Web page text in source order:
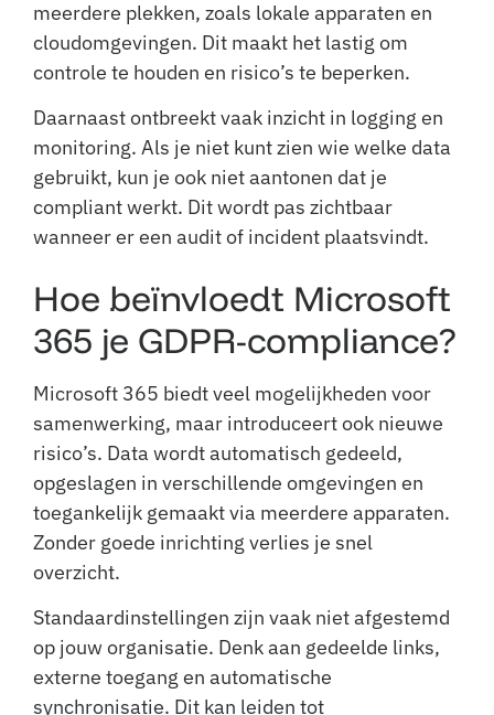
meerdere plekken, zoals lokale apparaten en
cloudomgevingen. Dit maakt het lastig om
controle te houden en risico’s te beperken.
Daarnaast ontbreekt vaak inzicht in logging en
monitoring. Als je niet kunt zien wie welke data
gebruikt, kun je ook niet aantonen dat je
compliant werkt. Dit wordt pas zichtbaar
wanneer er een audit of incident plaatsvindt.
Hoe beïnvloedt Microsoft
365 je GDPR-compliance?
Microsoft 365 biedt veel mogelijkheden voor
samenwerking, maar introduceert ook nieuwe
risico’s. Data wordt automatisch gedeeld,
opgeslagen in verschillende omgevingen en
toegankelijk gemaakt via meerdere apparaten.
Zonder goede inrichting verlies je snel
overzicht.
Standaardinstellingen zijn vaak niet afgestemd
op jouw organisatie. Denk aan gedeelde links,
externe toegang en automatische
synchronisatie. Dit kan leiden tot